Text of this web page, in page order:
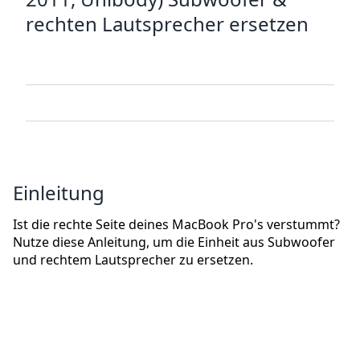
rechten Lautsprecher ersetzen
Einleitung
Ist die rechte Seite deines MacBook Pro's verstummt?
Nutze diese Anleitung, um die Einheit aus Subwoofer
und rechtem Lautsprecher zu ersetzen.